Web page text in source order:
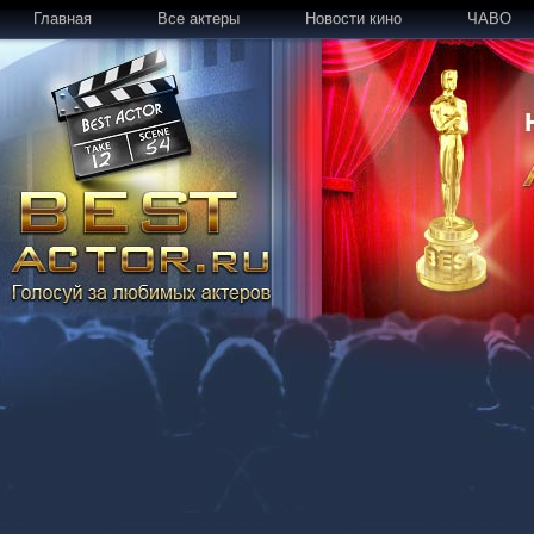
Главная Все актеры Новости кино ЧАВО